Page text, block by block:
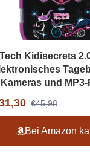
Kidisecrets
und
€45,98
Bei Amazon